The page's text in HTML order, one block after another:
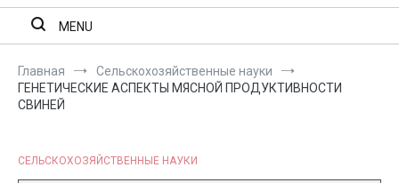
MENU
Главная
Сельскохозяйственные науки
ГЕНЕТИЧЕСКИЕ АСПЕКТЫ МЯСНОЙ ПРОДУКТИВНОСТИ
СВИНЕЙ
СЕЛЬСКОХОЗЯЙСТВЕННЫЕ НАУКИ